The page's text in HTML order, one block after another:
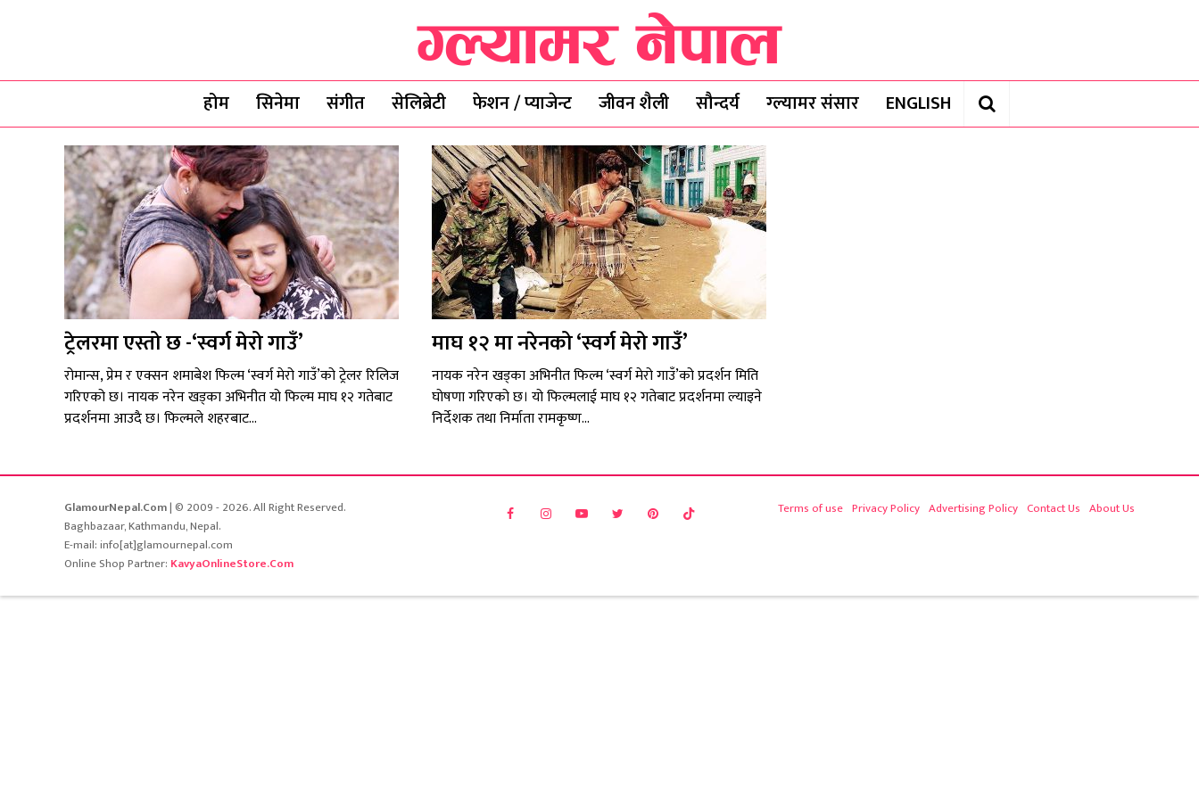
होम सिनेमा संगीत सेलिब्रेटी फेशन / प्याजेन्ट जीवन शैली सौन्दर्य ग्ल्यामर संसार ENGLISH
ट्रेलरमा एस्तो छ -‘स्वर्ग मेरो गाउँ’
रोमान्स, प्रेम र एक्सन शमाबेश फिल्म ‘स्वर्ग मेरो गाउँ’को ट्रेलर रिलिज
गरिएको छ। नायक नरेन खड्का अभिनीत यो फिल्म माघ १२ गतेबाट
प्रदर्शनमा आउदै छ। फिल्मले शहरबाट...
माघ १२ मा नरेनको ‘स्वर्ग मेरो गाउँ’
नायक नरेन खड्का अभिनीत फिल्म ‘स्वर्ग मेरो गाउँ’को प्रदर्शन मिति
घोषणा गरिएको छ। यो फिल्मलाई माघ १२ गतेबाट प्रदर्शनमा ल्याइने
निर्देशक तथा निर्माता रामकृष्ण...
GlamourNepal.Com| © 2009 - 2026. All Right Reserved.
Baghbazaar, Kathmandu, Nepal.
E-mail: info[at]glamournepal.com
Online Shop Partner: KavyaOnlineStore.Com
Terms of use Privacy Policy Advertising Policy Contact Us About Us